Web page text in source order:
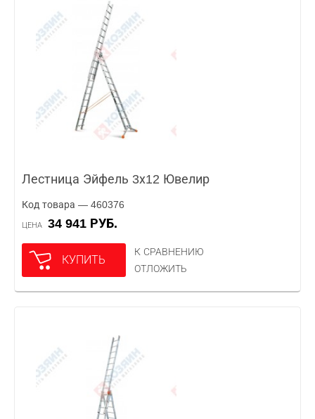
Лестница Эйфель 3х12 Ювелир
Код товара — 460376
ЦЕНА 34 941 РУБ.
КУПИТЬ
К СРАВНЕНИЮ
ОТЛОЖИТЬ